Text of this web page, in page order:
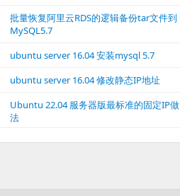
批量恢复阿里云RDS的逻辑备份tar文件到
MySQL5.7
ubuntu server 16.04 安装mysql 5.7
ubuntu server 16.04 修改静态IP地址
Ubuntu 22.04 服务器版最标准的固定IP做
法